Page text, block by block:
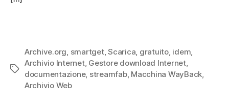
Tag
Archive.org smartget,Scarica gratuito, idem
Archivio Internet, Gestore download Internet,
documentazione, streamfab, Macchina WayBack
Archivio Web